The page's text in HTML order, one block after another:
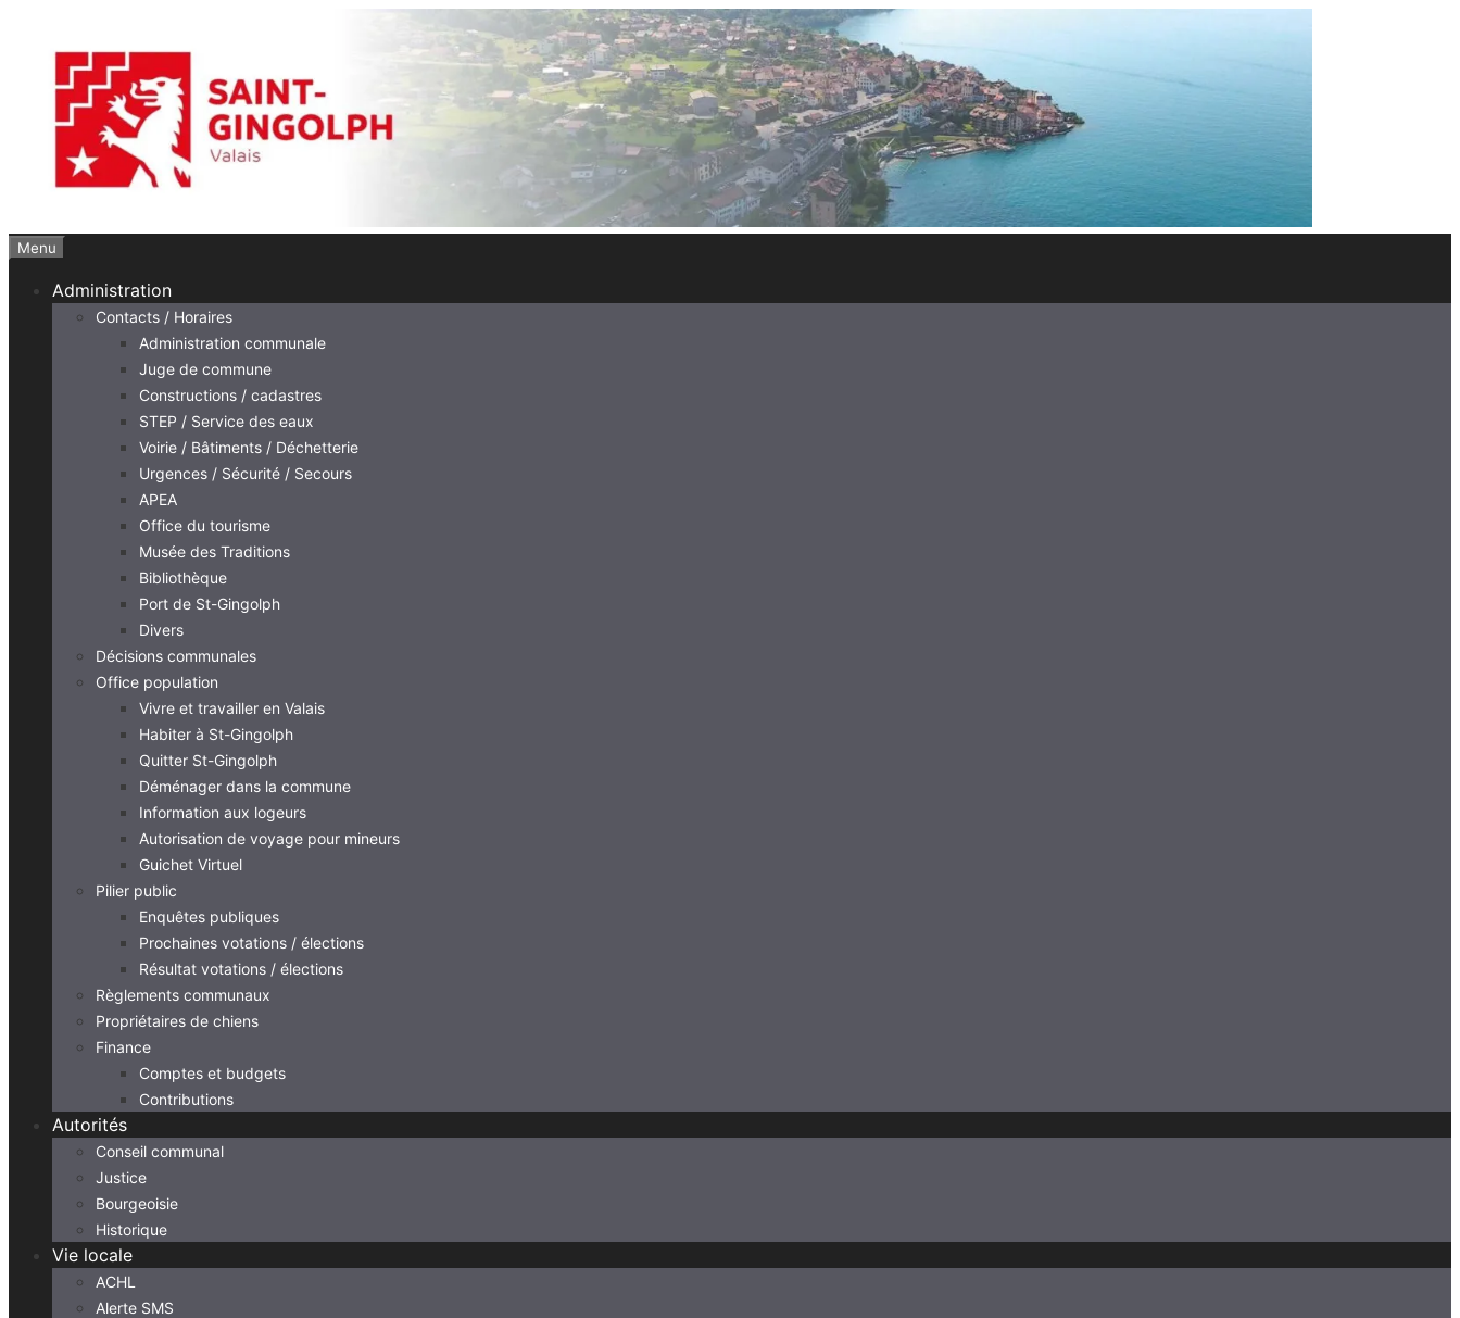
contenu
Menu
Administration
Contacts / Horaires
Administration communale
Juge de commune
Constructions / cadastres
STEP / Service des eaux
Voirie / Bâtiments / Déchetterie
Urgences / Sécurité / Secours
APEA
Office du tourisme
Musée des Traditions
Bibliothèque
Port de St-Gingolph
Divers
Décisions communales
Office population
Vivre et travailler en Valais
Habiter à St-Gingolph
Quitter St-Gingolph
Déménager dans la commune
Information aux logeurs
Autorisation de voyage pour mineurs
Guichet Virtuel
Pilier public
Enquêtes publiques
Prochaines votations / élections
Résultat votations / élections
Règlements communaux
Propriétaires de chiens
Finance
Comptes et budgets
Contributions
Autorités
Conseil communal
Justice
Bourgeoisie
Historique
Vie locale
ACHL
Alerte SMS